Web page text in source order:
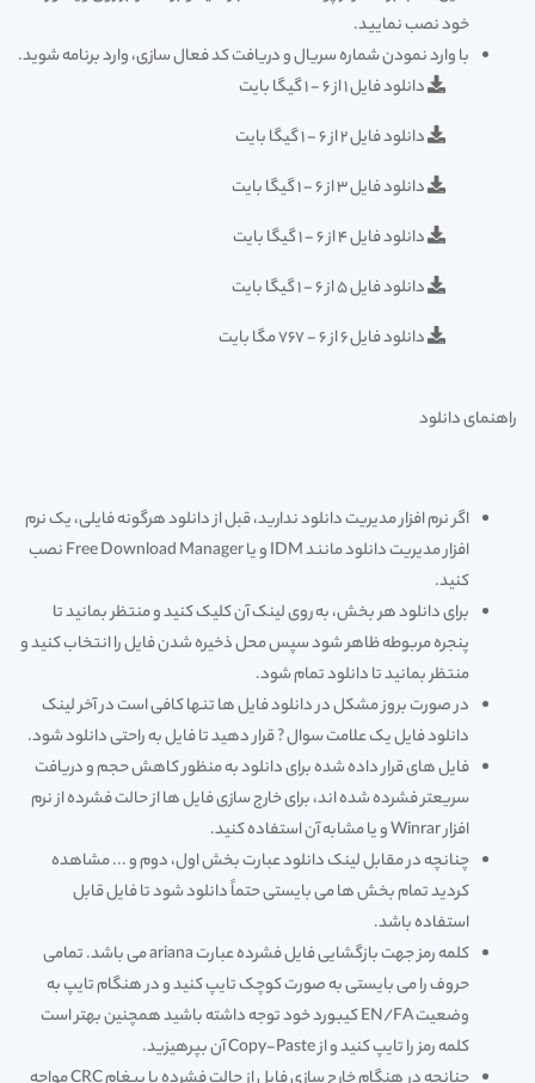
خود نصب نمایید.
با وارد نمودن شماره سریال و دریافت کد فعال سازی، وارد برنامه شوید.
دانلود فایل 1 از 6 - 1 گیگا بایت
دانلود فایل 2 از 6 - 1 گیگا بایت
دانلود فایل 3 از 6 - 1 گیگا بایت
دانلود فایل 4 از 6 - 1 گیگا بایت
دانلود فایل 5 از 6 - 1 گیگا بایت
دانلود فایل 6 از 6 - 767 مگا بایت
راهنمای دانلود
اگر نرم افزار مدیریت دانلود ندارید، قبل از دانلود هرگونه فایلی، یک نرم
افزار مدیریت دانلود مانند IDM و یا
Free Download Managerنصب
کنید.
برای دانلود هر بخش، به روی لینک آن کلیک کنید و منتظر بمانید تا
پنجره مربوطه ظاهر شود سپس محل ذخیره شدن فایل را انتخاب کنید و
منتظر بمانید تا دانلود تمام شود.
در صورت بروز مشکل در دانلود فایل ها تنها کافی است در آخر لینک
دانلود فایل یک علامت سوال ? قرار دهید تا فایل به راحتی دانلود شود.
فایل های قرار داده شده برای دانلود به منظور کاهش حجم و دریافت
سریعتر فشرده شده اند، برای خارج سازی فایل ها از حالت فشرده از نرم
افزار Winrar و یا مشابه آن استفاده کنید.
چنانچه در مقابل لینک دانلود عبارت بخش اول، دوم و ... مشاهده
کردید تمام بخش ها می بایستی حتماً دانلود شود تا فایل قابل
استفاده باشد.
کلمه رمز جهت بازگشایی فایل فشرده عبارت ariana می باشد. تمامی
حروف را می بایستی به صورت کوچک تایپ کنید و در هنگام تایپ به
وضعیت EN/FA کیبورد خود توجه داشته باشید همچنین بهتر است
کلمه رمز را تایپ کنید و از Copy-Paste آن بپرهیزید.